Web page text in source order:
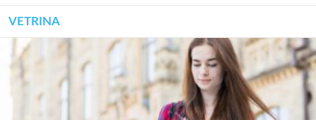
VETRINA